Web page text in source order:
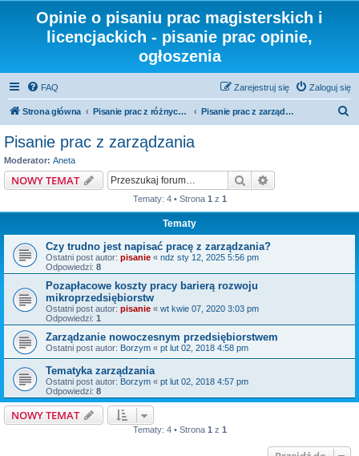
Opinie o pisaniu prac magisterskich i
licencjackich - pisanie prac opinie,
ogłoszenia
FAQ Zaloguj się
Zarejestruj się
Strona główna Pisanie prac z różnych dziedzin i kierunków Pisanie prac z zarządzania
Pisanie prac z zarządzania
Moderator: Aneta
NOWY TEMAT Szukaj
Tematy: 4 • Strona 1 z 1
Tematy
Czy trudno jest napisać pracę z zarządzania?
Ostatni post autor: pisanie « ndz sty 12, 2025 5:56 pm
Odpowiedzi: 8
Pozapłacowe koszty pracy barierą rozwoju
mikroprzedsiębiorstw
Ostatni post autor: pisanie « wt kwie 07, 2020 3:03 pm
Odpowiedzi: 1
Zarządzanie nowoczesnym przedsiębiorstwem
Ostatni post autor: Borzym « pt lut 02, 2018 4:58 pm
Tematyka zarządzania
Ostatni post autor: Borzym « pt lut 02, 2018 4:57 pm
Odpowiedzi: 8
NOWY TEMAT
Tematy: 4 • Strona 1 z 1